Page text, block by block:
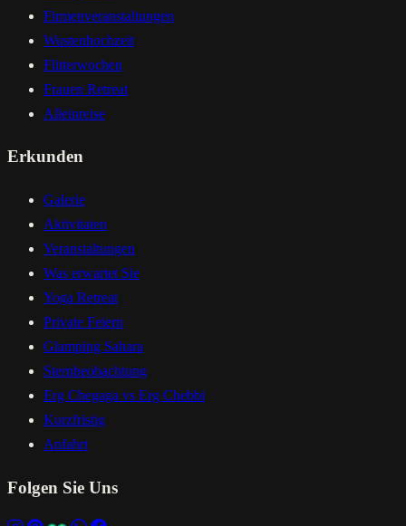
Firmenveranstaltungen
Wustenhochzeit
Flitterwochen
Frauen Retreat
Alleinreise
Erkunden
Galerie
Aktivitaten
Veranstaltungen
Was erwartet Sie
Yoga Retreat
Private Feiern
Glamping Sahara
Sternbeobachtung
Erg Chegaga vs Erg Chebbi
Kurzfristig
Anfahrt
Folgen Sie Uns